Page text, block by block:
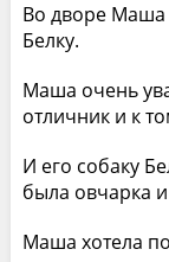
Во дворе Маша
Белку.
Маша очень
отличник и к
И его собаку
была овчарка
Маша хотела